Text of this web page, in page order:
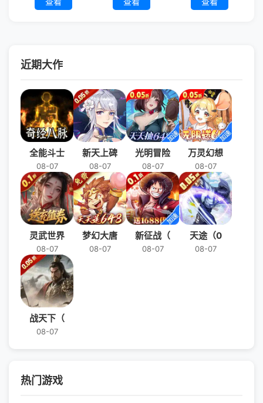
近期大作
全能斗士
08-07
新天上碑
08-07
光明冒险
08-07
万灵幻想
08-07
灵武世界
08-07
梦幻大唐
08-07
新征战（
08-07
天途（0
08-07
战天下（
08-07
热门游戏